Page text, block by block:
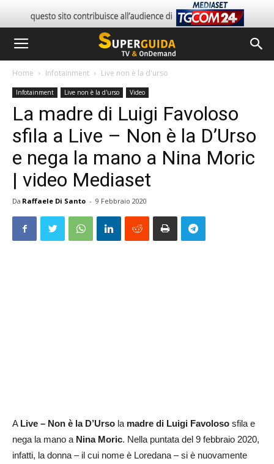
Home Infotainment Live non è la d'urso
Infotainment Live non è la d'urso Video
La madre di Luigi Favoloso
sfila a Live – Non è la D’Urso
e nega la mano a Nina Moric
| video Mediaset
Da Raffaele Di Santo - 9 Febbraio 2020
A Live – Non è la D’Urso la madre di Luigi Favoloso sfila e
nega la mano a Nina Moric. Nella puntata del 9 febbraio 2020,
infatti, la donna – il cui nome è Loredana – si è nuovamente